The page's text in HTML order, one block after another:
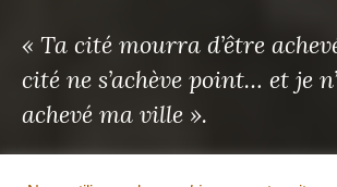
« Ta cité mourra d’être
cité ne s’achève point… et je
achevé ma ville ».